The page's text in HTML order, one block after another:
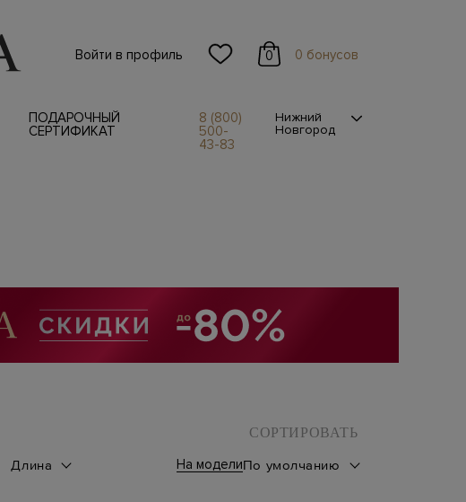
Войти в профиль 0 0 бонусов
ПОДАРОЧНЫЙ
СЕРТИФИКАТ
8 (800)
500-
43-83
Нижний
Новгород
Длина
На модели
СОРТИРОВАТЬ
По умолчанию